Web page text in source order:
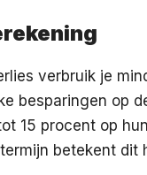
verbruik je
besparingen op
15 procent op
betekent dit